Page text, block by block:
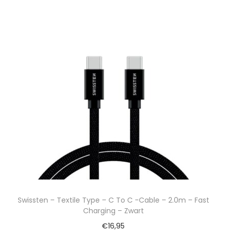
Swissten – Textile Type – C To C -Cable – 2.0m – Fast
Charging – Zwart
€16,95